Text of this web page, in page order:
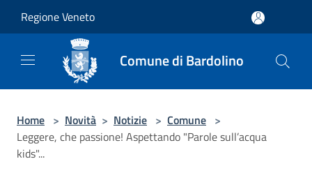
Regione Veneto
Comune di Bardolino
Home > Novità > Notizie > Comune >
Leggere, che passione! Aspettando "Parole sull’acqua
kids"...